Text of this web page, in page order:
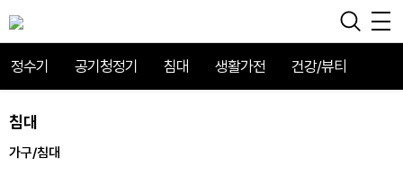
정수기 공기청정기 침대 생활가전 건강/뷰티
침대
가구/침대